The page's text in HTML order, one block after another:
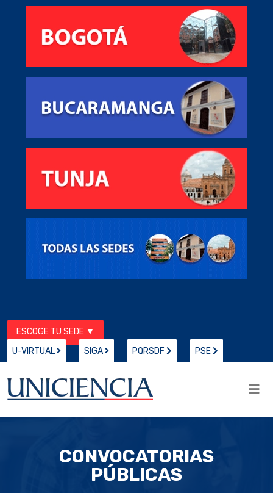
ESCOGE TU SEDE ▼
U-VIRTUAL
SIGA PQRSDF PSE
CONVOCATORIAS
PÚBLICAS